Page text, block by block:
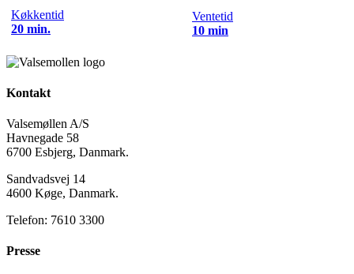
Køkkentid
20 min.
Ventetid
10 min
Kontakt
Valsemøllen A/S
Havnegade 58
6700 Esbjerg, Danmark.
Sandvadsvej 14
4600 Køge, Danmark.
Telefon: 7610 3300
Presse